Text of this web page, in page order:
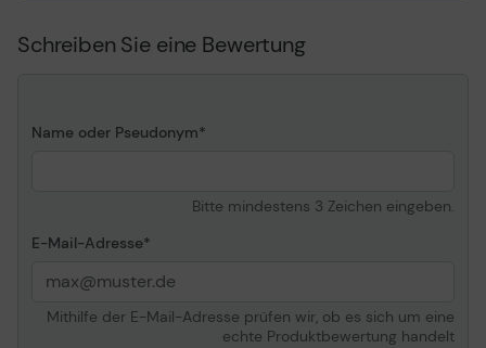
Schreiben Sie eine Bewertung
Name oder Pseudonym
Bitte mindestens 3 Zeichen eingeben.
E-Mail-Adresse
Mithilfe der E-Mail-Adresse prüfen wir, ob es sich um eine
echte Produktbewertung handelt